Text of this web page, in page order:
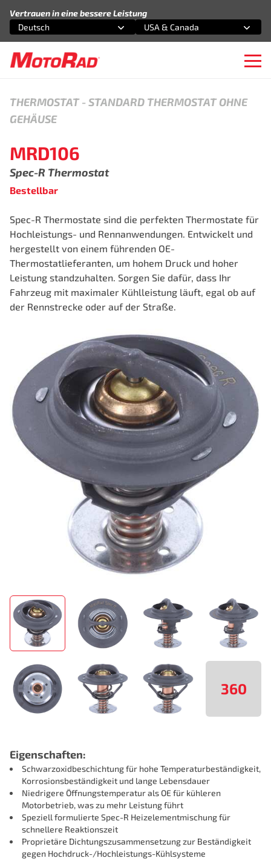
Vertrauen in eine bessere Leistung
Wählen Sie eine Option
Deutsch
Wählen Sie eine Option
USA & Canada
360
THERMOSTAT- STANDARD THERMOSTAT OHNE
GEHÄUSE
MRD106
Spec-R Thermostat
Bestellbar
Spec-R️ Thermostate sind die perfekten Thermostate für
Hochleistungs- und Rennanwendungen. Entwickelt und
hergestellt von einem führenden OE-
Thermostatlieferanten, um hohem Druck und hoher
Leistung standzuhalten. Sorgen Sie dafür, dass Ihr
Fahrzeug mit maximaler Kühlleistung läuft, egal ob auf
der Rennstrecke oder auf der Straße.
Eigenschaften:
Schwarzoxidbeschichtung für hohe Temperaturbeständigkeit,
Korrosionsbeständigkeit und lange Lebensdauer
Niedrigere Öffnungstemperatur als OE für kühleren
Motorbetrieb, was zu mehr Leistung führt
Speziell formulierte Spec-R️ Heizelementmischung für
schnellere Reaktionszeit
Proprietäre Dichtungszusammensetzung zur Beständigkeit
gegen Hochdruck-/Hochleistungs-Kühlsysteme